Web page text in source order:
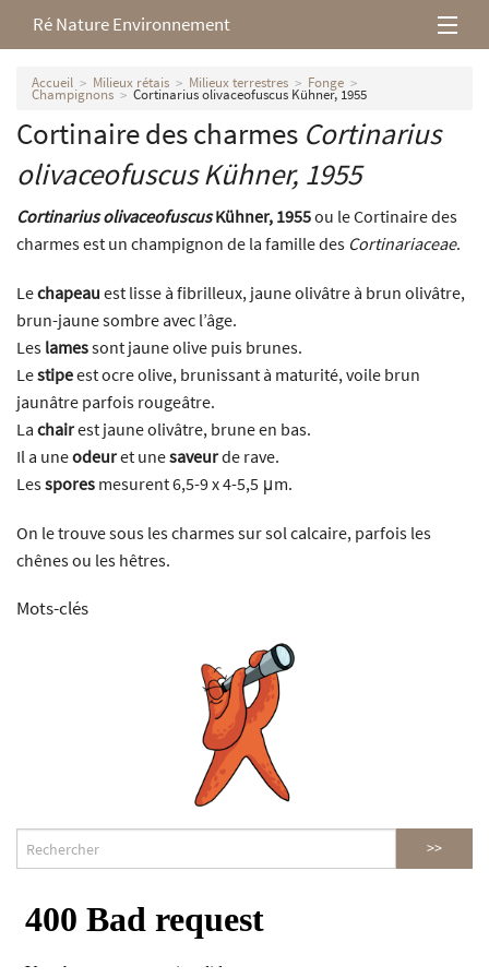
Ré Nature Environnement
L’association
Milieux rétais
Nos parutions
Accueil Milieux rétais Milieux terrestres Fonge
Champignons Cortinarius olivaceofuscus Kühner, 1955
Cortinaire des charmes Cortinarius
olivaceofuscusKühner, 1955
Cortinarius olivaceofuscusKühner, 1955ou le Cortinaire des
charmes est un champignon de la famille des Cortinariaceae.
Lechapeau est lisse à fibrilleux, jaune olivâtre à brun olivâtre,
brun-jaune sombre avec l’âge.
Les lamessont jaune olive puis brunes.
Lestipeest ocre olive, brunissant à maturité, voile brun
jaunâtre parfois rougeâtre.
La chairest jaune olivâtre, brune en bas.
Il a uneodeuret unesaveurde rave.
Lesspores mesurent 6,5-9 x 4-5,5 μm.
On le trouve sous les charmes sur sol calcaire, parfois les
chênes ou les hêtres.
Mots-clés